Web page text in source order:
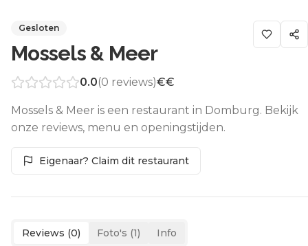
Gesloten
Mossels & Meer
0.0(0 reviews)€€
Mossels & Meer is een restaurant in Domburg. Bekijk
onze reviews, menu en openingstijden.
Eigenaar? Claim dit restaurant
Reviews (0) Foto's (1) Info